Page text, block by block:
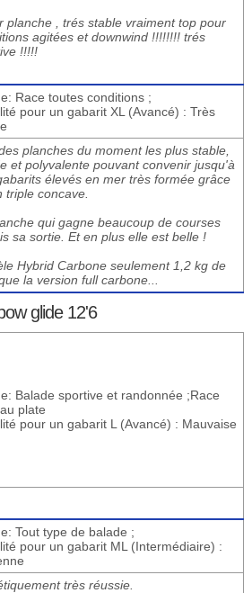
planche , trés stable vraiment top pour
agitées et downwind !!!!!!!! trés
!!!!!
Race toutes conditions ;
pour un gabarit XL (Avancé) : Très
planches du moment les plus stable,
et polyvalente pouvant convenir jusqu'à
élevés en mer très formée grâce
triple concave.
qui gagne beaucoup de courses
sa sortie. Et en plus elle est belle !
Hybrid Carbone seulement 1,2 kg de
la version full carbone...
glide 12'6
Balade sportive et randonnée ;Race
plate
pour un gabarit L (Avancé) : Mauvaise
Tout type de balade ;
pour un gabarit ML (Intermédiaire) :
très réussie.